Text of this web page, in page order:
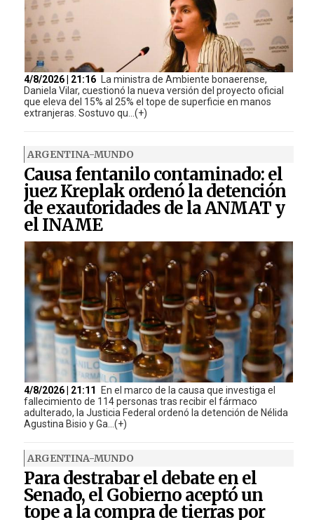
4/8/2026 | 21:16 La ministra de Ambiente bonaerense,
Daniela Vilar, cuestionó la nueva versión del proyecto oficial
que eleva del 15% al 25% el tope de superficie en manos
extranjeras. Sostuvo qu...(+)
ARGENTINA-MUNDO
Causa fentanilo contaminado: el
juez Kreplak ordenó la detención
de exautoridades de la ANMAT y
el INAME
4/8/2026 | 21:11
En el marco de la causa que investiga el
fallecimiento de 114 personas tras recibir el fármaco
adulterado, la Justicia Federal ordenó la detención de Nélida
Agustina Bisio y Ga...(+)
ARGENTINA-MUNDO
Para destrabar el debate en el
Senado, el Gobierno aceptó un
tope a la compra de tierras por